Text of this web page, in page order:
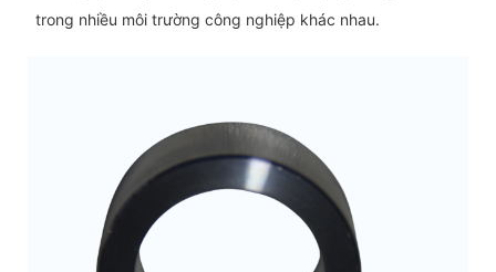
trong nhiều môi trường công nghiệp khác nhau.